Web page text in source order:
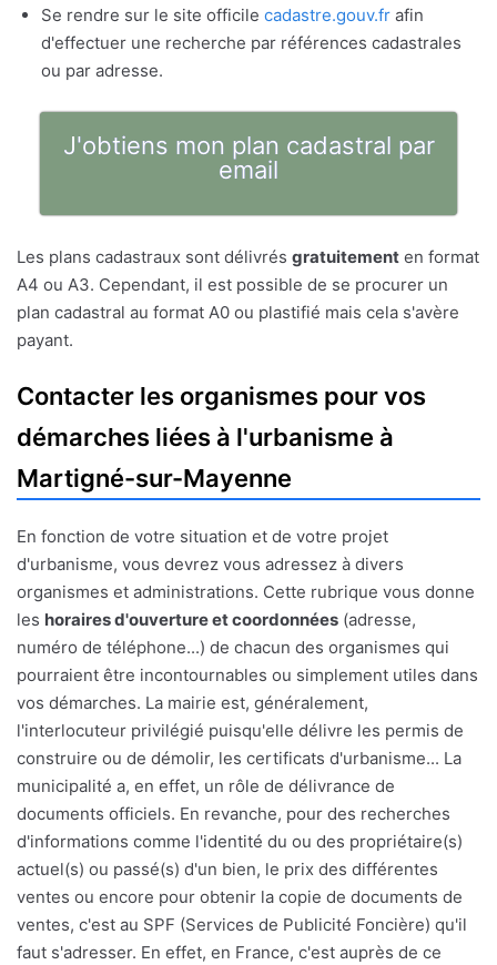
Se rendre sur le site officile cadastre.gouv.fr afin
d'effectuer une recherche par références cadastrales
ou par adresse.
J'obtiens mon plan cadastral par
email
Les plans cadastraux sont délivrés gratuitement en format
A4 ou A3. Cependant, il est possible de se procurer un
plan cadastral au format A0 ou plastifié mais cela s'avère
payant.
Contacter les organismes pour vos
démarches liées à l'urbanisme à
Martigné-sur-Mayenne
En fonction de votre situation et de votre projet
d'urbanisme, vous devrez vous adressez à divers
organismes et administrations. Cette rubrique vous donne
les horaires d'ouverture et coordonnées (adresse,
numéro de téléphone...) de chacun des organismes qui
pourraient être incontournables ou simplement utiles dans
vos démarches. La mairie est, généralement,
l'interlocuteur privilégié puisqu'elle délivre les permis de
construire ou de démolir, les certificats d'urbanisme... La
municipalité a, en effet, un rôle de délivrance de
documents officiels. En revanche, pour des recherches
d'informations comme l'identité du ou des propriétaire(s)
actuel(s) ou passé(s) d'un bien, le prix des différentes
ventes ou encore pour obtenir la copie de documents de
ventes, c'est au SPF (Services de Publicité Foncière) qu'il
faut s'adresser. En effet, en France, c'est auprès de ce